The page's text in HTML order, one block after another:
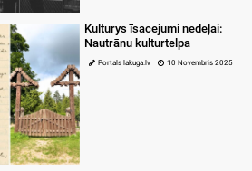
Kulturys īsacejumi nedeļai:
Nautrānu kulturtelpa
Portals lakuga.lv 10 Novembris 2025